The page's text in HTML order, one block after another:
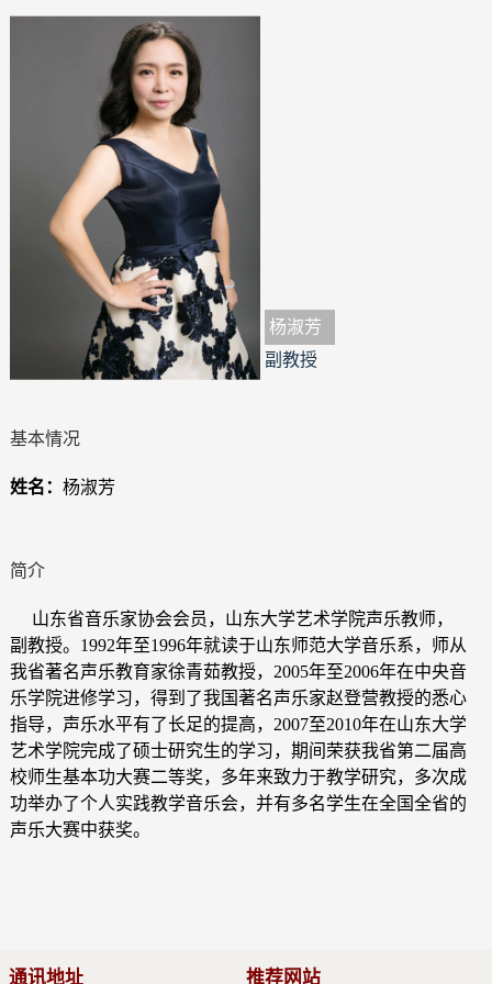
杨淑芳
副教授
基本情况
姓名： 杨淑芳
简介
山东省音乐家协会会员，山东大学艺术学院声乐教师，
副教授。1992年至1996年就读于山东师范大学音乐系，师从
我省著名声乐教育家徐青茹教授，2005年至2006年在中央音
乐学院进修学习，得到了我国著名声乐家赵登营教授的悉心
指导，声乐水平有了长足的提高，2007至2010年在山东大学
艺术学院完成了硕士研究生的学习，期间荣获我省第二届高
校师生基本功大赛二等奖，多年来致力于教学研究，多次成
功举办了个人实践教学音乐会，并有多名学生在全国全省的
声乐大赛中获奖。
通讯地址 推荐网站